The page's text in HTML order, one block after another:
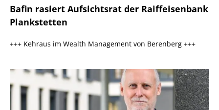
Bafin rasiert Aufsichtsrat der Raiffeisenbank
Plankstetten
+++ Kehraus im Wealth Management von Berenberg +++